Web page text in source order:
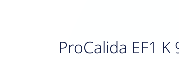
ProCalida EF1